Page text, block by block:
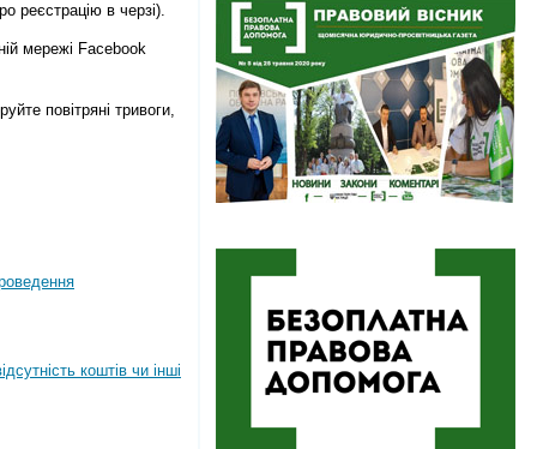
реєстрацію в черзі).
мережі Facebook
повітряні тривоги,
коштів чи інші